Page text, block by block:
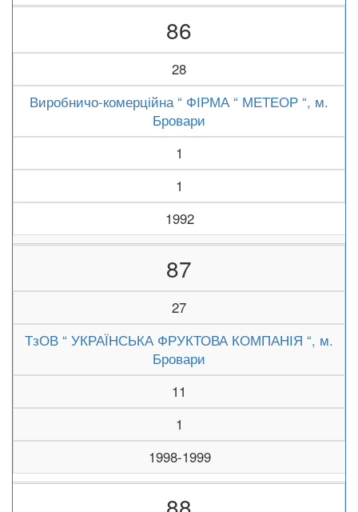
86
28
Виробничо-комерційна “ ФІРМА “ МЕТЕОР “, м.
Бровари
1
1
1992
87
27
ТзОВ “ УКРАЇНСЬКА ФРУКТОВА КОМПАНІЯ “, м.
Бровари
11
1
1998-1999